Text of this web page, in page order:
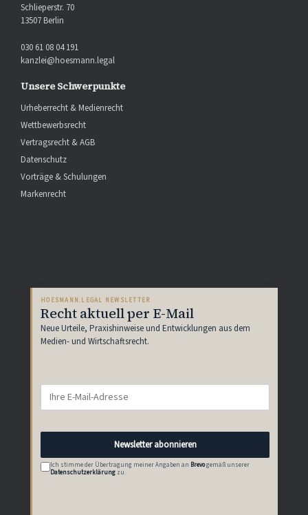
Schlieperstr. 70
13507 Berlin
030 61 08 04 191
kanzlei@hoesmann.legal
Unsere Schwerpunkte
Urheberrecht & Medienrecht
Wettbewerbsrecht
Vertragsrecht & AGB
Datenschutz
Vorträge & Schulungen
Markenrecht
HOESMANN.LEGAL NEWSLETTER
Recht aktuell per E-Mail
Neue Urteile, Praxishinweise und Entwicklungen aus dem
Medien- und Wirtschaftsrecht.
Newsletter abonnieren
Ich stimme der Übertragung meiner Angaben an Brevogemäß unserer
Datenschutzerklärung zu.